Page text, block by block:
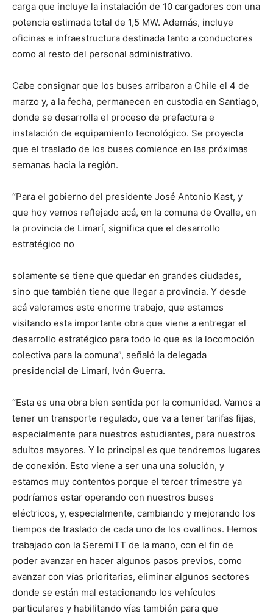
carga que incluye la instalación de 10 cargadores con una
potencia estimada total de 1,5 MW. Además, incluye
oficinas e infraestructura destinada tanto a conductores
como al resto del personal administrativo.
Cabe consignar que los buses arribaron a Chile el 4 de
marzo y, a la fecha, permanecen en custodia en Santiago,
donde se desarrolla el proceso de prefactura e
instalación de equipamiento tecnológico. Se proyecta
que el traslado de los buses comience en las próximas
semanas hacia la región.
“Para el gobierno del presidente José Antonio Kast, y
que hoy vemos reflejado acá, en la comuna de Ovalle, en
la provincia de Limarí, significa que el desarrollo
estratégico no
solamente se tiene que quedar en grandes ciudades,
sino que también tiene que llegar a provincia. Y desde
acá valoramos este enorme trabajo, que estamos
visitando esta importante obra que viene a entregar el
desarrollo estratégico para todo lo que es la locomoción
colectiva para la comuna”, señaló la delegada
presidencial de Limarí, Ivón Guerra.
“Esta es una obra bien sentida por la comunidad. Vamos a
tener un transporte regulado, que va a tener tarifas fijas,
especialmente para nuestros estudiantes, para nuestros
adultos mayores. Y lo principal es que tendremos lugares
de conexión. Esto viene a ser una una solución, y
estamos muy contentos porque el tercer trimestre ya
podríamos estar operando con nuestros buses
eléctricos, y, especialmente, cambiando y mejorando los
tiempos de traslado de cada uno de los ovallinos. Hemos
trabajado con la SeremiTT de la mano, con el fin de
poder avanzar en hacer algunos pasos previos, como
avanzar con vías prioritarias, eliminar algunos sectores
donde se están mal estacionando los vehículos
particulares y habilitando vías también para que